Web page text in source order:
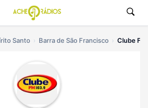
Santo Barra de São Francisco Clube